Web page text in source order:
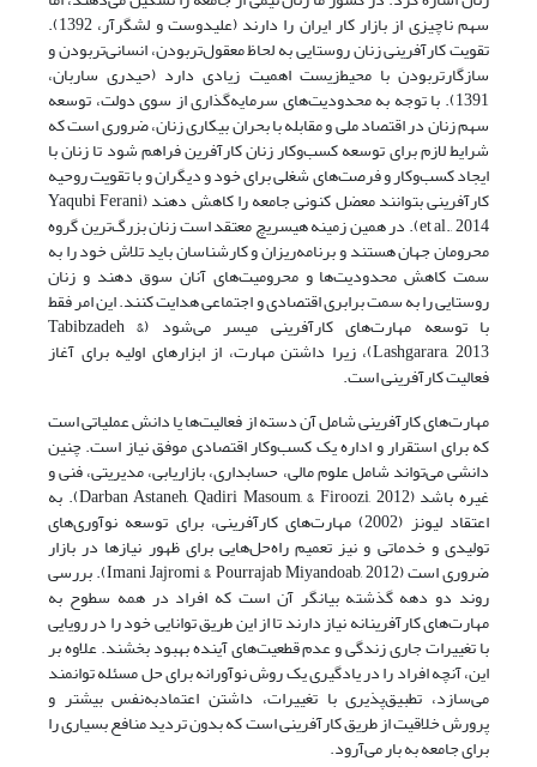
سهم ناچیزی از بازار کار ایران را دارند (علیدوست و لشگرآر، 1392).
تقویت کارآفرینی زنان روستایی به لحاظ معقول‌تربودن، انسانی‌تربودن و
سازگارتربودن با محیط‌زیست اهمیت زیادی دارد (حیدری ساربان،
1391). با توجه به محدودیت‌های سرمایه‌گذاری از سوی دولت، توسعه
سهم زنان در اقتصاد ملی و مقابله با بحران بیکاری زنان، ضروری است که
شرایط لازم برای توسعه کسب‌وکار زنان کارآفرین فراهم شود تا زنان با
ایجاد کسب‌وکار و فرصت‌های شغلی برای خود و دیگران و با تقویت روحیه
کارآفرینی بتوانند معضل کنونی جامعه را کاهش دهند (Yaqubi Ferani
et al., 2014). در همین زمینه هیسریچ معتقد است زنان بزرگ‌ترین گروه
محرومان جهان هستند و برنامه‌ریزان و کارشناسان باید تلاش خود را به
سمت کاهش محدودیت‌ها و محرومیت‌های آنان سوق دهند و زنان
روستایی را به سمت برابری اقتصادی و اجتماعی هدایت کنند. این امر فقط
با توسعه مهارت‌های کارآفرینی میسر می‌شود (Tabibzadeh &
Lashgarara, 2013)، زیرا داشتن مهارت، از ابزارهای اولیه برای آغاز
فعالیت کارآفرینی است.
مهارت‌های کارآفرینی شامل آن دسته از فعالیت‌ها یا دانش عملیاتی است
که برای استقرار و اداره یک کسب‌وکار اقتصادی موفق نیاز است. چنین
دانشی می‌تواند شامل علوم مالی، حسابداری، بازاریابی، مدیریتی، فنی و
غیره باشد (Darban Astaneh, Qadiri Masoum, & Firoozi, 2012). به
اعتقاد لیونز (2002) مهارت‌های کارآفرینی، برای توسعه نوآوری‌های
تولیدی و خدماتی و نیز تعمیم راه‌حل‌هایی برای ظهور نیازها در بازار
ضروری است (Imani Jajromi & Pourrajab Miyandoab, 2012). بررسی
روند دو دهه گذشته بیانگر آن است که افراد در همه سطوح به
مهارت‌های کارآفرینانه نیاز دارند تا از این طریق توانایی خود را در رویایی
با تغییرات جاری زندگی و عدم قطعیت‌های آینده بهبود بخشند. علاوه بر
این، آنچه افراد را در یادگیری یک روش نوآورانه برای حل مسئله توانمند
می‌سازد، تطبیق‌پذیری با تغییرات، داشتن اعتمادبه‌نفس بیشتر و
پرورش خلاقیت از طریق کارآفرینی است که بدون تردید منافع بسیاری را
برای جامعه به بار می‌آرود.